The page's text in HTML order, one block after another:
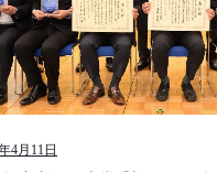
4月11日